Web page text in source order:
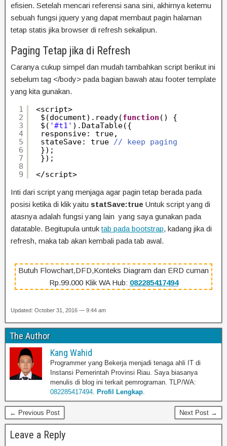
efisien. Setelah mencari referensi sana sini, akhirnya ketemu
sebuah fungsi jquery yang dapat membaut pagin halaman
tetap statis jika browser di refresh sekalipun.
Paging Tetap jika di Refresh
Caranya cukup simpel dan mudah tambahkan script berikut ini
sebelum tag </body> pada bagian bawah atau footer template
yang kita gunakan.
1
2
3
4
5
6
7
8
9
<script>
$(document).ready(function () {
$( '#t1' ).DataTable({
responsive: true,
stateSave: true // keep paging
});
});
</script>
Inti dari script yang menjaga agar pagin tetap berada pada
posisi ketika di klik yaitu statSave:true Untuk script yang di
atasnya adalah fungsi yang lain yang saya gunakan pada
datatable. Begitupula untuktab pada bootstrap, kadang jika di
refresh, maka tab akan kembali pada tab awal.
Butuh Flowchart,DFD,Konteks Diagram dan ERD cuman
Rp.99.000 Klik WA Hub: 082285417494
Updated: October 31, 2016 — 9:44 am
The Author
Kang Wahid
Programmer yang Bekerja menjadi tenaga ahli IT di
Instansi Pemerintah Provinsi Riau. Saya biasanya
menulis di blog ini terkait pemrograman. TLP/WA:
082285417494
Profil Lengkap
← Previous Post Next Post →
Leave a Reply